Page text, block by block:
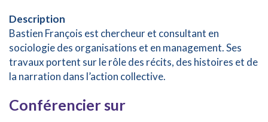
Description
Bastien François est chercheur et consultant en
sociologie des organisations et en management. Ses
travaux portent sur le rôle des récits, des histoires et de
la narration dans l’action collective.
Conférencier sur